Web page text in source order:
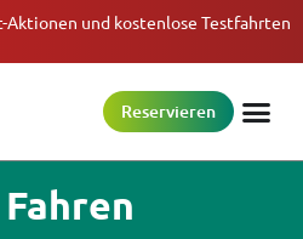
Aktionen und kostenlose Testfahrten
Reservieren